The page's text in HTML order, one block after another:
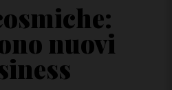
nuovi